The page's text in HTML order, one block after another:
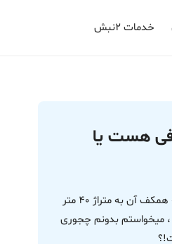
خدمات ۲نبش
هست یا
سلام یک ملک قدیمی ساخت دیدم در منطقه ی خرمدشت کرج که طبقه همکف آن به متراژ 40 متر
میخواستم بدونم چجوری